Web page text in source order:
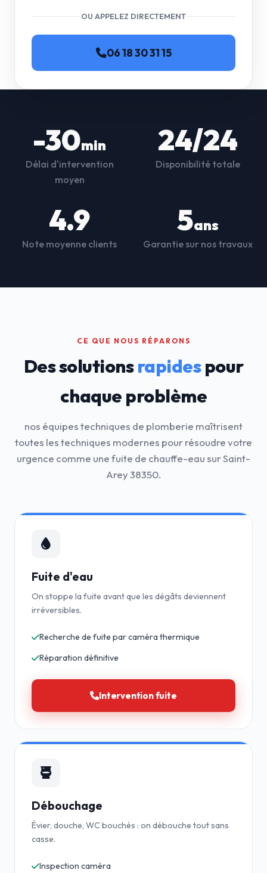
OU APPELEZ DIRECTEMENT
06 18 30 31 15
-30min
Délai d'intervention
moyen
24/24
Disponibilité totale
4.9
Note moyenne clients
5ans
Garantie sur nos travaux
CE QUE NOUS RÉPARONS
Des solutionsrapidespour
chaque problème
nos équipes techniques de plomberie maîtrisent
toutes les techniques modernes pour résoudre votre
urgence comme une fuite de chauffe-eau sur Saint-
Arey 38350.
Fuite d'eau
On stoppe la fuite avant que les dégâts deviennent
irréversibles.
Recherche de fuite par caméra thermique
Réparation définitive
Intervention fuite
Débouchage
Évier, douche, WC bouchés : on débouche tout sans
casse.
Inspection caméra